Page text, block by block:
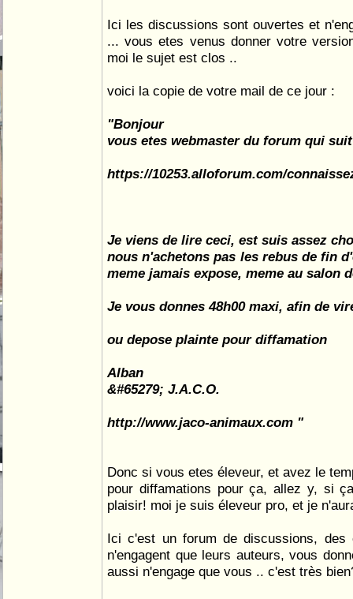
Ici les discussions sont ouvertes et
... vous etes venus donner votre
moi le sujet est clos ..
voici la copie de votre mail de ce jour :
"Bonjour
vous etes webmaster du forum qui suit
https://10253.alloforum.com/
Je viens de lire ceci, est suis assez
nous n'achetons pas les rebus de fin
meme jamais expose, meme au salon
Je vous donnes 48h00 maxi, afin de
ou depose plainte pour diffamation
Alban
&#65279; J.A.C.O.
http://www.jaco-animaux.com "
Donc si vous etes éleveur, et avez le
pour diffamations pour ça, allez y, si
plaisir! moi je suis éleveur pro, et je
Ici c'est un forum de discussions,
n'engagent que leurs auteurs, vous
aussi n'engage que vous .. c'est très